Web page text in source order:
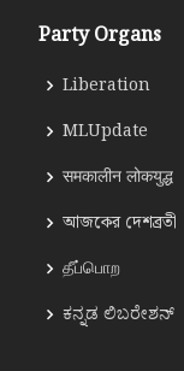
Party Organs
Liberation
MLUpdate
समकालीन लोकयुद्ध
আজকের দেশব্রতী
தீப்பொற
ಕನ್ನಡ ಲಿಬರೇಶನ್